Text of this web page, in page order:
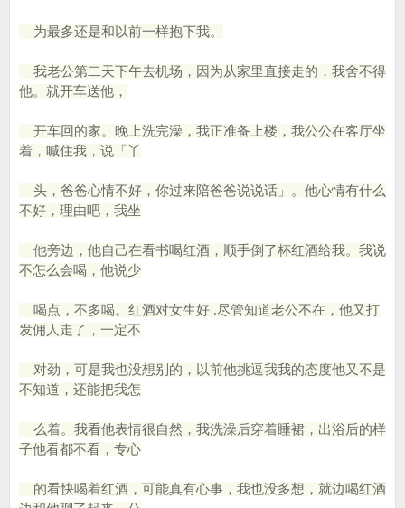
为最多还是和以前一样抱下我。
我老公第二天下午去机场，因为从家里直接走的，我舍不得
他。就开车送他，
开车回的家。晚上洗完澡，我正准备上楼，我公公在客厅坐
着，喊住我，说「丫
头，爸爸心情不好，你过来陪爸爸说说话」。他心情有什么
不好，理由吧，我坐
他旁边，他自己在看书喝红酒，顺手倒了杯红酒给我。我说
不怎么会喝，他说少
喝点，不多喝。红酒对女生好 .尽管知道老公不在，他又打
发佣人走了，一定不
对劲，可是我也没想别的，以前他挑逗我我的态度他又不是
不知道，还能把我怎
么着。我看他表情很自然，我洗澡后穿着睡裙，出浴后的样
子他看都不看，专心
的看快喝着红酒，可能真有心事，我也没多想，就边喝红酒